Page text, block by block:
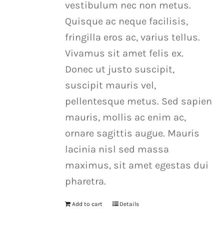
vestibulum nec non metus.
Quisque ac neque facilisis,
fringilla eros ac, varius tellus.
Vivamus sit amet felis ex.
Donec ut justo suscipit,
suscipit mauris vel,
pellentesque metus. Sed sapien
mauris, mollis ac enim ac,
ornare sagittis augue. Mauris
lacinia nisl sed massa
maximus, sit amet egestas dui
pharetra.
Add to cart Details